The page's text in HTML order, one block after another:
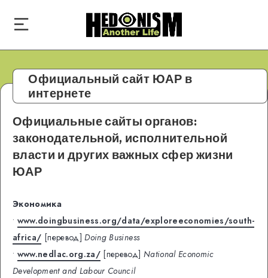
Официальный сайт ЮАР в
интернете
Официальные сайты органов:
законодательной, исполнительной
власти и других важных сфер жизни
ЮАР
Экономика
• www.doingbusiness.org/data/exploreeconomies/south-
africa/ [перевод] Doing Business
• www.nedlac.org.za/ [перевод] National Economic
Development and Labour Council